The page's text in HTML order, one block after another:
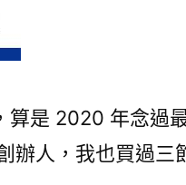
算是 2020 年念過
辦人，我也買過三